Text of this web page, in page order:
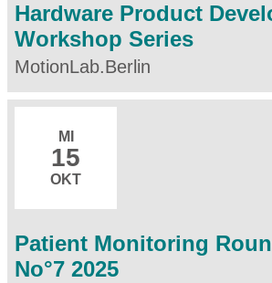
Hardware Product
Workshop Series
MotionLab.Berlin
MI
15
OKT
Patient Monitoring
No°7 2025